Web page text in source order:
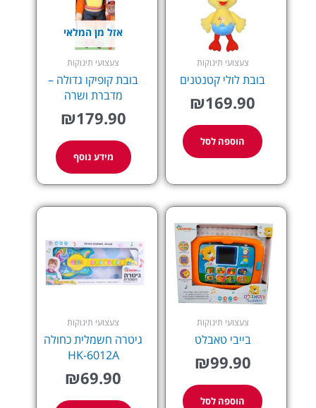
צעצועי תינוקות
בובת לולי קטנטנים
₪169.90
הוספה לסל
אזל מן המלאי
צעצועי תינוקות
בובת קופיקו גדולה –
מדברת ושרה
₪179.90
מידע נוסף
צעצועי תינוקות
בייבי טאבלט
₪99.90
הוספה לסל
צעצועי תינוקות
גיטרה חשמלית כחולה
HK-6012A
₪69.90